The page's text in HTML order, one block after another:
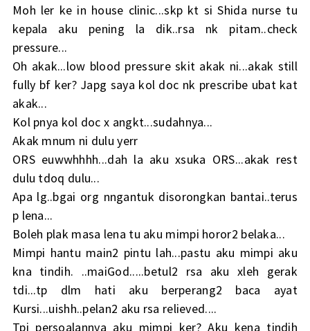
Moh ler ke in house clinic...skp kt si Shida nurse tu
kepala aku pening la dik..rsa nk pitam..check
pressure...
Oh akak...low blood pressure skit akak ni...akak still
fully bf ker? Japg saya kol doc nk prescribe ubat kat
akak...
Kol pnya kol doc x angkt...sudahnya...
Akak mnum ni dulu yerr
ORS euwwhhhh...dah la aku xsuka ORS...akak rest
dulu tdoq dulu...
Apa lg..bgai org nngantuk disorongkan bantai..terus
p lena...
Boleh plak masa lena tu aku mimpi horor2 belaka...
Mimpi hantu main2 pintu lah...pastu aku mimpi aku
kna tindih. ..maiGod.....betul2 rsa aku xleh gerak
tdi...tp dlm hati aku berperang2 baca ayat
Kursi...uishh..pelan2 aku rsa relieved....
Tpi persoalannya aku mimpi ker? Aku kena tindih